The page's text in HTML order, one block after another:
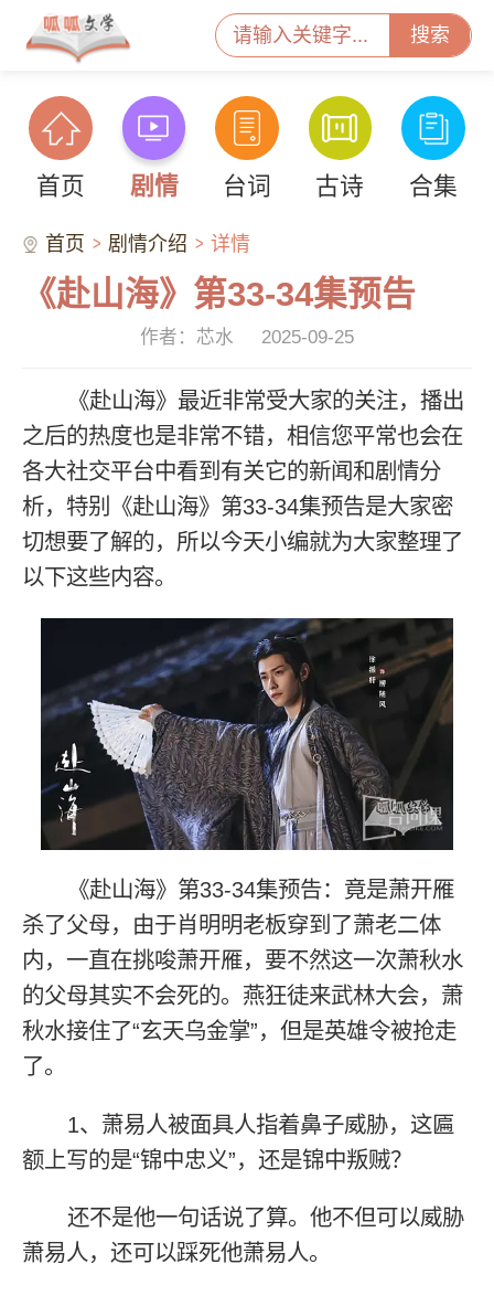
搜索
首页 剧情 台词 古诗 合集
首页 剧情介绍 详情
《赴山海》第33-34集预告
作者：芯水 2025-09-25
《赴山海》最近非常受大家的关注，播出
之后的热度也是非常不错，相信您平常也会在
各大社交平台中看到有关它的新闻和剧情分
析，特别《赴山海》第33-34集预告是大家密
切想要了解的，所以今天小编就为大家整理了
以下这些内容。
《赴山海》第33-34集预告：竟是萧开雁
杀了父母，由于肖明明老板穿到了萧老二体
内，一直在挑唆萧开雁，要不然这一次萧秋水
的父母其实不会死的。燕狂徒来武林大会，萧
秋水接住了“玄天乌金掌”，但是英雄令被抢走
了。
1、萧易人被面具人指着鼻子威胁，这匾
额上写的是“锦中忠义”，还是锦中叛贼？
还不是他一句话说了算。他不但可以威胁
萧易人，还可以踩死他萧易人。